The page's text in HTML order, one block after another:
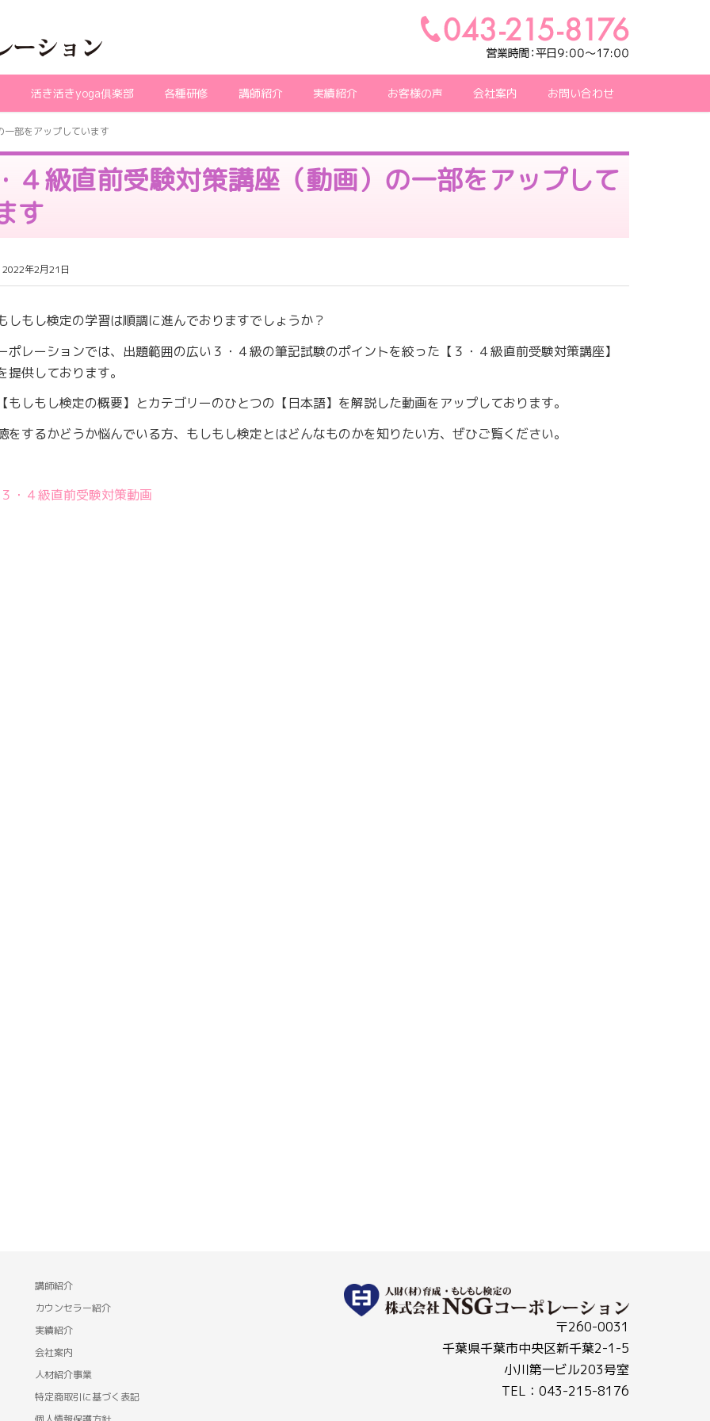
活き活きyoga俱楽部 各種研修 講師紹介 実績紹介 お客様の声 会社案内 お問い合わせ
部をアップしています
４級直前受験対策講座（動画）の一部をアップして
す
年2月21日
しもし検定の学習は順調に進んでおりますでしょうか？
ポレーションでは、出題範囲の広い３・４級の筆記試験のポイントを絞った【３・４級直前受験対策講座】
提供しております。
もしもし検定の概要】とカテゴリーのひとつの【日本語】を解説した動画をアップしております。
をするかどうか悩んでいる方、もしもし検定とはどんなものかを知りたい方、ぜひご覧ください。
・４級直前受験対策動画
講師紹介
カウンセラー紹介
実績紹介
会社案内
人材紹介事業
特定商取引に基づく表記
〒260-0031
千葉県千葉市中央区新千葉2-1-5
小川第一ビル203号室
TEL：043-215-8176